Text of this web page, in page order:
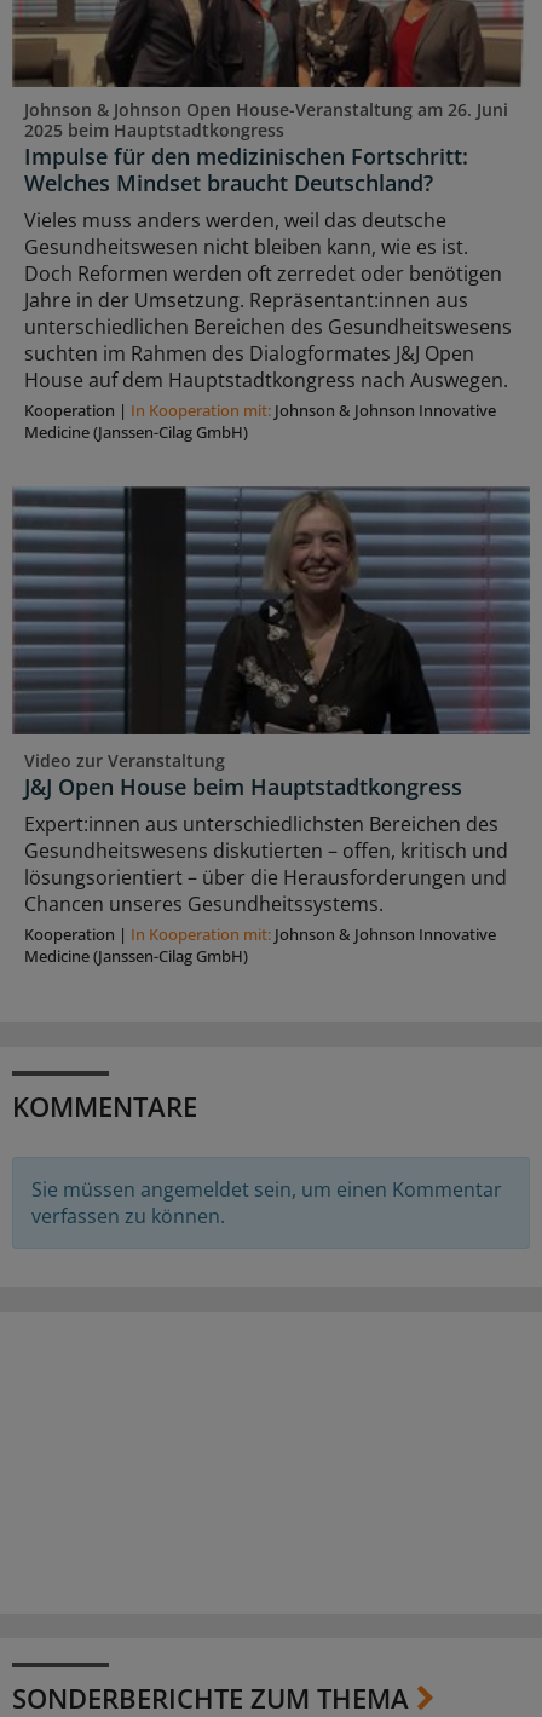
Johnson & Johnson Open House-Veranstaltung am 26. Juni
2025 beim Hauptstadtkongress
Impulse für den medizinischen Fortschritt:
Welches Mindset braucht Deutschland?
Vieles muss anders werden, weil das deutsche
Gesundheitswesen nicht bleiben kann, wie es ist.
Doch Reformen werden oft zerredet oder benötigen
Jahre in der Umsetzung. Repräsentant:innen aus
unterschiedlichen Bereichen des Gesundheitswesens
suchten im Rahmen des Dialogformates J&J Open
House auf dem Hauptstadtkongress nach Auswegen.
Kooperation | In Kooperation mit: Johnson & Johnson Innovative
Medicine (Janssen-Cilag GmbH)
Video zur Veranstaltung
J&J Open House beim Hauptstadtkongress
Expert:innen aus unterschiedlichsten Bereichen des
Gesundheitswesens diskutierten – offen, kritisch und
lösungsorientiert – über die Herausforderungen und
Chancen unseres Gesundheitssystems.
Kooperation | In Kooperation mit: Johnson & Johnson Innovative
Medicine (Janssen-Cilag GmbH)
KOMMENTARE
Sie müssen angemeldet sein, um einen Kommentar
verfassen zu können.
SONDERBERICHTE ZUM THEMA